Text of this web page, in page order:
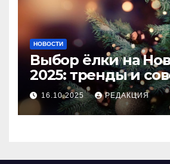
НОВОСТИ
Выбор ёлки на
2025: тренды и
идеального
16.10.2025 РЕДАКЦИЯ